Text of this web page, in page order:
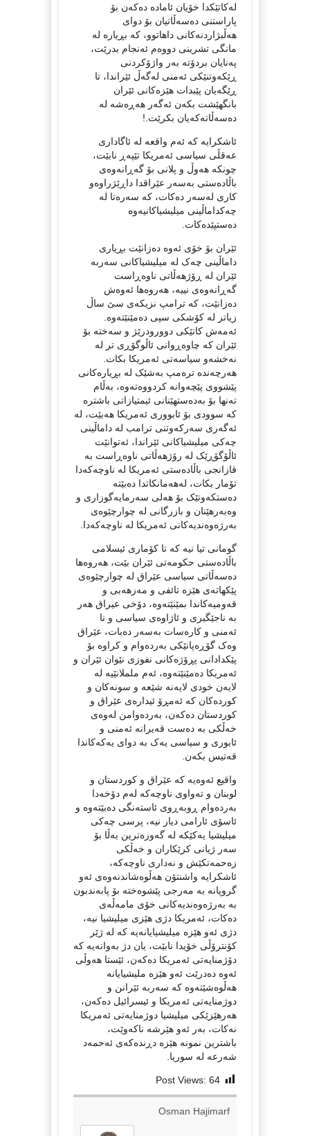
لەکاتێکدا خۆیان ئامادە دەکەن بۆ
پاراستنی دەسەڵاتیان بۆ دوای
هەڵبژاردنەکانی داهاتوو، کە بڕیارە لە
مانگی تشرینی دووەم ئەنجام بدرێت،
پەنایان بردۆتە بەر واژۆکردنی
ڕێکەوتنێکی ئەمنی لەگەڵ ئێراندا، تا
ڕێگەیان پێبدات هێزەکانی ئێران
بانگهێشت بکەن ئەگەر هەڕەشە لە
دەسەڵاتەکەیان بکرێت.!
ئاشکرایە کە ئەم واقعە لە ئاگاداری
عەقڵی سیاسی ئەمریکا تێپەڕ نابێت،
چونکە هەوڵ و پلانی بۆ گەڕانەوەی
باڵادەستی بەسەر عێراقدا داڕێژراوەو
کاری لەسەر دەکات، کە سەرەتا لە
چەکداماڵینی میلیشیاکانیەوە
دەستپێدەکات.
ئێران بۆ خۆی ئەوە دەزانێت بڕیاری
داماڵینی چەک لە میلیشیاکانی سەربە
ئێران لە ڕۆژهەڵاتی ناوەڕاست
گەڕانەوەی نییە، هەروەها ئەوەش
دەزانێت، کە ترامپ نزیکەی سێ ساڵ
زیاتر لە کۆشکی سپی دەمێنێتەوە.
ئەمەش کاتێکی دوورودرێژ و سەختە بۆ
ئێران کە چاوەڕوانی ئاڵوگۆڕی تر لە
نەخشەو سیاسەتی ئەمریکا بکات.
هەرچەندە ترەمپ بەشێک لە بڕیارەکانی
پێشووی پێچەوانە کردووەتەوە، بەڵام
تەنها بۆ بەدەستهێنانی ئیمتیازاتی باشترە
کە سوودی بۆ ئابووری ئەمریکا هەبێت، لە
ئەگەری سەرکەوتنی ترامب لە داماڵینی
چەکی میلیشیاکانی ئێراندا، ئەتوانێت
ئاڵۆگۆڕێک لە رۆژهەڵاتی ناوەڕاست بە
قازانجی باڵادەستی ئەمریکا لە ناوچەکەدا
تۆمار بکات، لەهەمانکاتدا دەبێتە
دەستکەوتێک بۆ هەلی سەرمایەگوزاری و
وەبەرهێنان و بازرگانی لە چوارچێوەی
بەرژەوەندیەکانی ئەمریکا لە ناوچەکەدا.
گومانی تیا نیە کە تا کۆماری ئیسلامی
باڵادەستی حکومەتی ئێران بێت، هەروەها
دەسەڵاتی سیاسی عێراق لە چوارچێوەی
پێکهاتەی هێزە تائفی و مەزهەبی و
قەومیەکاندا بمێنێتەوە، دۆخی عیراق هەر
بە ناجێگیری و ئاژاوەی سیاسی و نا
ئەمنی و کارەسات بەسەر دەبات، عێراق
وەک گۆڕەپانێکی بەردەوام و کراوە بۆ
پێکدادانی پڕۆژەکانی نفوزی نێوان ئێران و
ئەمریکا دەمێنێتەوە، ئەم ململانێیە له
لایەن خودی لایەنە شێعە و سونەکان و
کوردەکان کە ئەمڕۆ ئیدارەی عێراق و
کوردستان دەکەن، بەردەوامن لەوەی
خەڵکی به دەست قەیرانە ئەمنی و
ئابوری و سیاسی یەک بە دوای یەکەکاندا
قەتیس بکەن.
واقیع ئەوەیە کە عێراق و کوردستان و
لوبنان و تەواوی ناوچەکە لەم دۆخەدا
بەردەوام ڕوبەڕوی ئاستەنگی دەبێتەوە و
ئاسۆی ئارامی دیار نیە، پرسی چەکی
میلیشیا یەکێکە لە گەورەترین بەڵا بۆ
سەر ژیانی کرێکاران و خەڵکی
زەحمەتکێش و نەداری ناوچەکە،
ئاشکرایە واشنتۆن هەڵوەشاندنەوەی ئەو
گروپانە بە مەرجی پێشوەختە بۆ پابەندبون
بە بەرژەوەندیەکانی خۆی مامەڵەی
دەکات، ئەمریکا دژی هێزی میلیشیا نیە،
دژی ئەو هێزە میلیشیایانەیە کە لە ژێر
کۆنترۆڵی خۆیدا نابێت، یان دژ بەوانەیە کە
دۆژمنایەتی ئەمریکا دەکەن، ئێستا هەوڵی
ئەوە دەدرێت ئەو هێزە ملیشیایانە
هەڵوەشێتەوە کە سەربە ئێرانن و
دوژمنایەتی ئەمریکا و ئیسرائیل دەکەن،
هەرهێزێکی میلیشیا دوژمنایەتی ئەمریکا
نەکات، بەر ئەو هێرشە ناکەوێت،
باشترین نمونە هێزە دڕندەکەی ئەحمەد
شەرعە لە سوریا.
Post Views: 64
Osman Hajimarf